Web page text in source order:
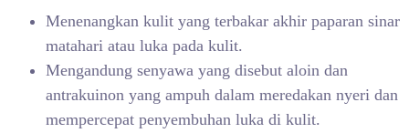
Menenangkan kulit yang terbakar akhir paparan sinar
matahari atau luka pada kulit.
Mengandung senyawa yang disebut aloin dan
antrakuinon yang ampuh dalam meredakan nyeri dan
mempercepat penyembuhan luka di kulit.